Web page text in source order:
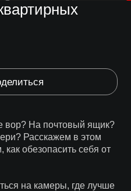
вор? На почтовый ящик?
Расскажем в этом
обезопасить себя от
на камеры, где лучше